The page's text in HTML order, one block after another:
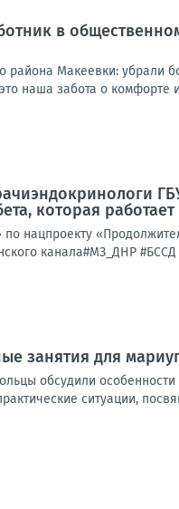
в
района Макеевки: убрали
наша забота о комфорте
которая работает
нацпроекту
канала#МЗ_ДНР #БССД
занятия для
обсудили
ситуации,